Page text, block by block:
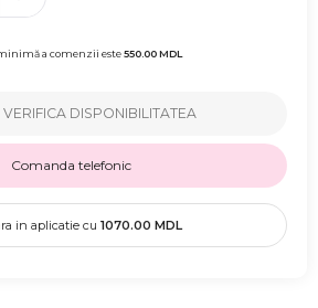
a comenzii este550.00MDL
VERIFICA DISPONIBILITATEA
Comanda telefonic
in aplicatie cu 1070.00 MDL